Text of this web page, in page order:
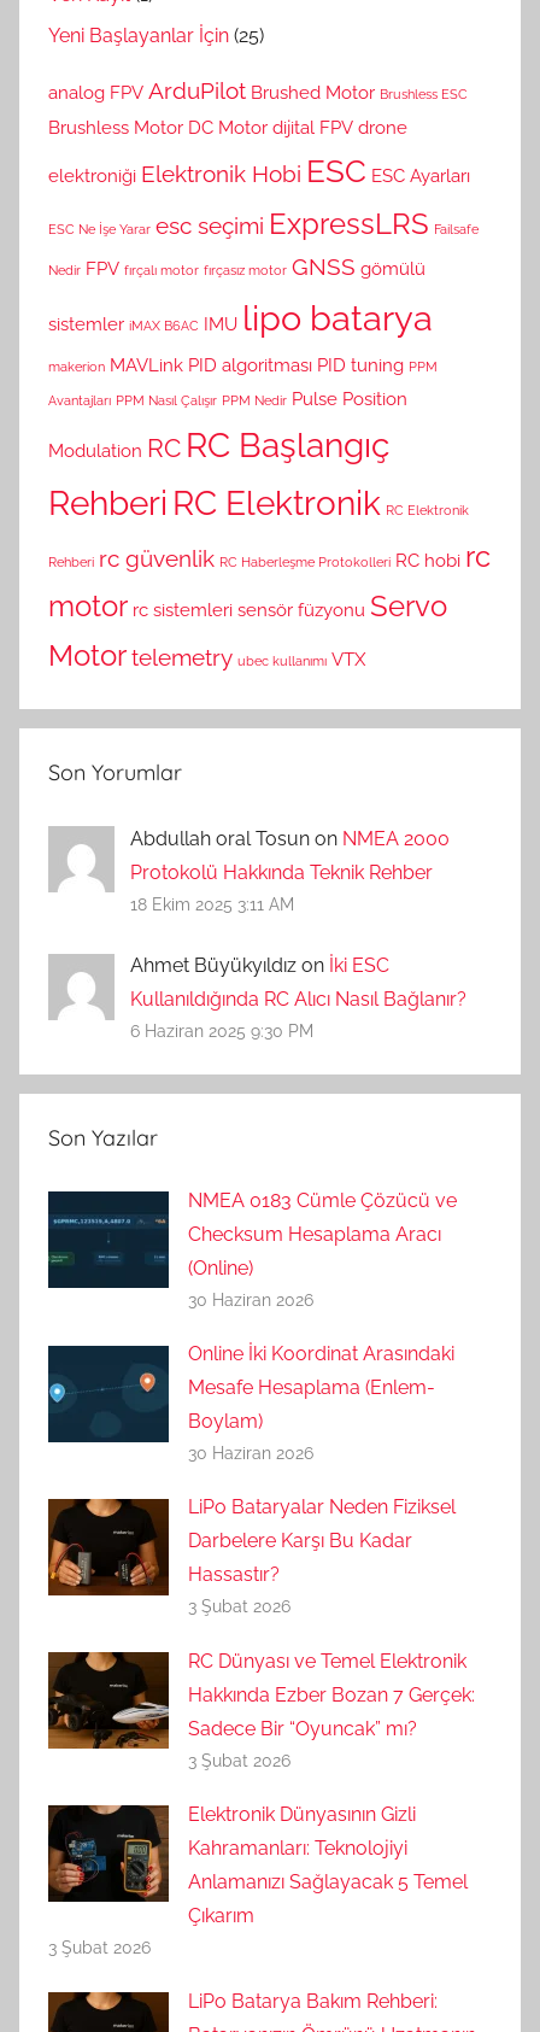
Yeni Başlayanlar İçin (25)
analog FPV ArduPilot Brushed Motor Brushless ESC
Brushless Motor DC Motor dijital FPV drone
elektroniği Elektronik Hobi ESC ESC Ayarları
ESC Ne İşe Yarar esc seçimi ExpressLRS Failsafe
Nedir FPV fırçalı motor fırçasız motor GNSS gömülü
sistemler iMAX B6AC IMU lipo batarya
makerion MAVLink PID algoritması PID tuning PPM
Avantajları PPM Nasıl Çalışır PPM Nedir Pulse Position
Modulation RC RC Başlangıç
Rehberi RC Elektronik RC Elektronik
Rehberi rc güvenlik RC Haberleşme Protokolleri RC hobi rc
motor rc sistemleri sensör füzyonu Servo
Motortelemetry ubec kullanımı VTX
Son Yorumlar
Abdullah oral Tosun on NMEA 2000
Protokolü Hakkında Teknik Rehber
18 Ekim 2025 3:11 AM
Ahmet Büyükyıldız on İki ESC
Kullanıldığında RC Alıcı Nasıl Bağlanır?
6 Haziran 2025 9:30 PM
Son Yazılar
NMEA 0183 Cümle Çözücü ve
Checksum Hesaplama Aracı
(Online)
30 Haziran 2026
Online İki Koordinat Arasındaki
Mesafe Hesaplama (Enlem-
Boylam)
30 Haziran 2026
LiPo Bataryalar Neden Fiziksel
Darbelere Karşı Bu Kadar
Hassastır?
3 Şubat 2026
RC Dünyası ve Temel Elektronik
Hakkında Ezber Bozan 7 Gerçek:
Sadece Bir “Oyuncak” mı?
3 Şubat 2026
Elektronik Dünyasının Gizli
Kahramanları: Teknolojiyi
Anlamanızı Sağlayacak 5 Temel
Çıkarım
3 Şubat 2026
LiPo Batarya Bakım Rehberi: